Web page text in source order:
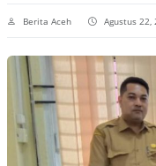
Berita Aceh Agustus 22,